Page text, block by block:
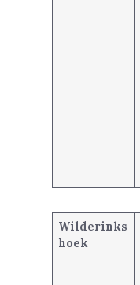
Wilderinks
hoek